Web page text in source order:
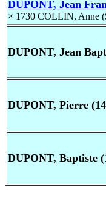
DUPONT, Jean
× 1730 COLLIN, Anne
DUPONT, Jean
DUPONT, Pierre
DUPONT, Baptiste